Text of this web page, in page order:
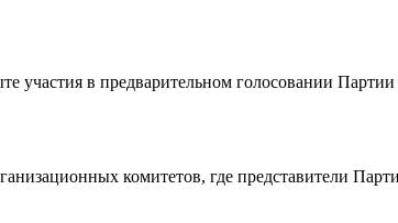
участия в предварительном голосовании
комитетов, где представители